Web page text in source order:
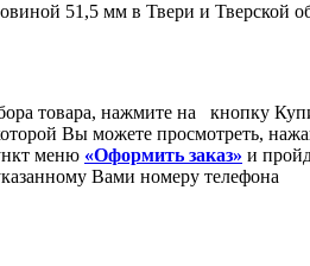
51,5 мм в Твери и
товара, нажмите на кнопку
Вы можете просмотреть,
меню «Оформить заказ» и
Вами номеру телефона